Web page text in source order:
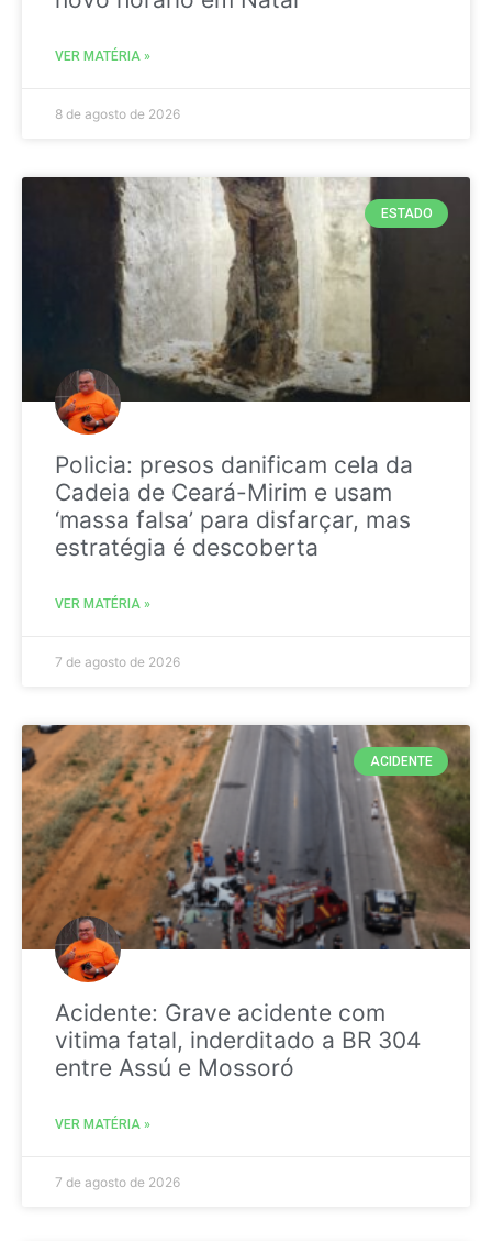
VER MATÉRIA »
8 de agosto de 2026
ESTADO
Policia: presos danificam cela da
Cadeia de Ceará-Mirim e usam
‘massa falsa’ para disfarçar, mas
estratégia é descoberta
VER MATÉRIA »
7 de agosto de 2026
ACIDENTE
Acidente: Grave acidente com
vitima fatal, inderditado a BR 304
entre Assú e Mossoró
VER MATÉRIA »
7 de agosto de 2026